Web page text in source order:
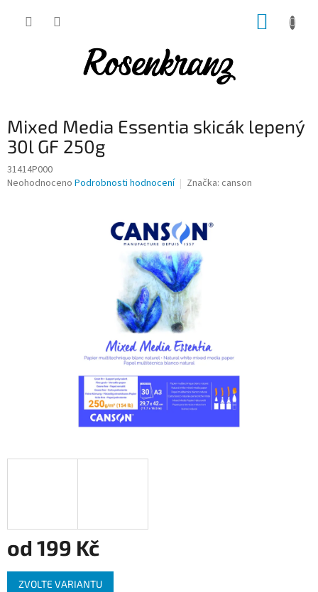
Mixed Media Essentia skicák lepený
30l GF 250g
31414P000
Průměrné
Neohodnoceno Podrobnosti hodnocení Značka: canson
od 199 Kč
Měrná
cena:
ZVOLTE VARIANTU